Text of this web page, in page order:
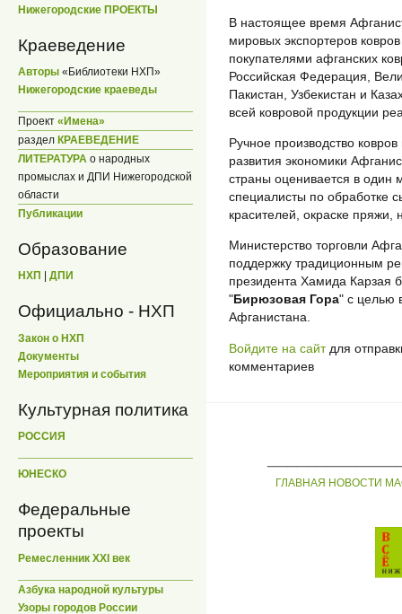
Нижегородские ПРОЕКТЫ
Краеведение
Авторы «Библиотеки НХП»
Нижегородские краеведы
Проект «Имена»
раздел КРАЕВЕДЕНИЕ
ЛИТЕРАТУРА о народных
промыслах и ДПИ Нижегородской
области
Публикации
Образование
НХП ДПИ
Официально - НХП
Закон о НХП
Документы
Мероприятия и события
Культурная политика
РОССИЯ
ЮНЕСКО
Федеральные
проекты
Ремесленник XXI век
Азбука народной культуры
Узоры городов России
В настоящее время
мировых экспортеров
покупателями афганских
Российская Федерация,
Пакистан, Узбекистан и
всей ковровой продукции
Ручное производство
развития экономики
страны оценивается в один
специалисты по обработке
красителей, окраске пряжи,
Министерство торговли
поддержку традиционным
президента Хамида Карзая
"Бирюзовая Гора" с целью
Афганистана.
Войдите на сайтдля
комментариев
ГЛАВНАЯ НОВОСТИ